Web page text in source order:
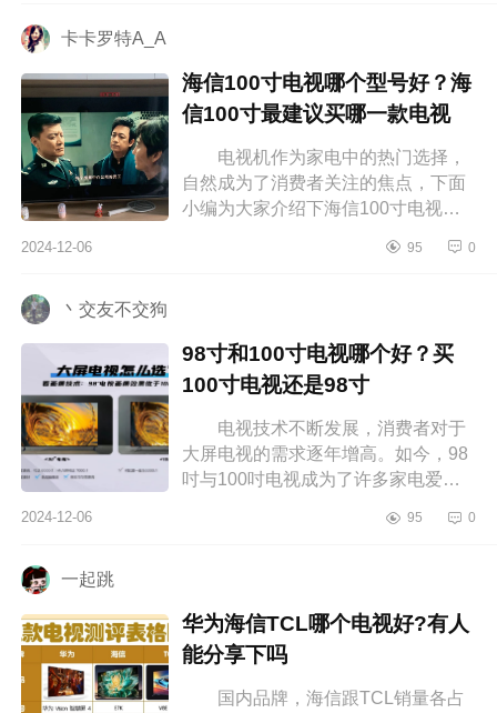
卡卡罗特A_A
海信100寸电视哪个型号好？海
信100寸最建议买哪一款电视
电视机作为家电中的热门选择，
自然成为了消费者关注的焦点，下面
小编为大家介绍下海信100寸电视哪
款电视 海信100寸电视哪个型号
2024-12-06 95 0
丶交友不交狗
98寸和100寸电视哪个好？买
100寸电视还是98寸
电视技术不断发展，消费者对于
大屏电视的需求逐年增高。如今，98
吋与100吋电视成为了许多家电爱好
寸和100寸电视哪个好？买100寸电视
2024-12-06 95 0
一起跳
华为海信TCL哪个电视好?有人
能分享下吗
国内品牌，海信跟TCL销量各占